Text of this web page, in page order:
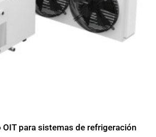
para sistemas de refrigeración